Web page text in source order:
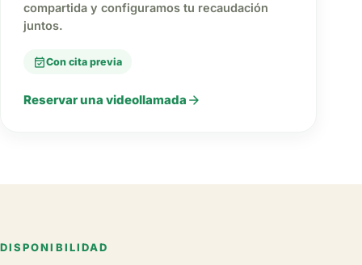
compartida y configuramos tu recaudación
juntos.
event_availableCon cita previa
Reservar una videollamada arrow_forward
DISPONIBILIDAD